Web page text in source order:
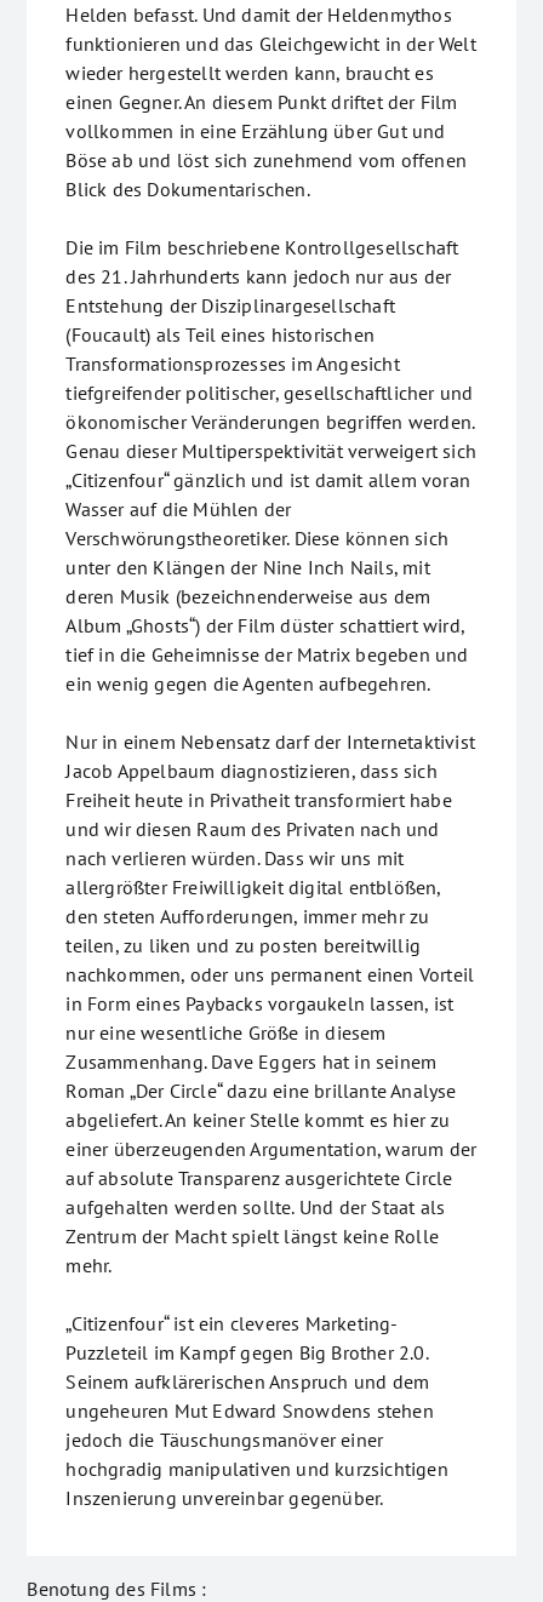
Helden befasst. Und damit der Heldenmythos
funktionieren und das Gleichgewicht in der Welt
wieder hergestellt werden kann, braucht es
einen Gegner. An diesem Punkt driftet der Film
vollkommen in eine Erzählung über Gut und
Böse ab und löst sich zunehmend vom offenen
Blick des Dokumentarischen.
Die im Film beschriebene Kontrollgesellschaft
des 21. Jahrhunderts kann jedoch nur aus der
Entstehung der Disziplinargesellschaft
(Foucault) als Teil eines historischen
Transformationsprozesses im Angesicht
tiefgreifender politischer, gesellschaftlicher und
ökonomischer Veränderungen begriffen werden.
Genau dieser Multiperspektivität verweigert sich
„Citizenfour“ gänzlich und ist damit allem voran
Wasser auf die Mühlen der
Verschwörungstheoretiker. Diese können sich
unter den Klängen der Nine Inch Nails, mit
deren Musik (bezeichnenderweise aus dem
Album „Ghosts“) der Film düster schattiert wird,
tief in die Geheimnisse der Matrix begeben und
ein wenig gegen die Agenten aufbegehren.
Nur in einem Nebensatz darf der Internetaktivist
Jacob Appelbaum diagnostizieren, dass sich
Freiheit heute in Privatheit transformiert habe
und wir diesen Raum des Privaten nach und
nach verlieren würden. Dass wir uns mit
allergrößter Freiwilligkeit digital entblößen,
den steten Aufforderungen, immer mehr zu
teilen, zu liken und zu posten bereitwillig
nachkommen, oder uns permanent einen Vorteil
in Form eines Paybacks vorgaukeln lassen, ist
nur eine wesentliche Größe in diesem
Zusammenhang. Dave Eggers hat in seinem
Roman „Der Circle“ dazu eine brillante Analyse
abgeliefert. An keiner Stelle kommt es hier zu
einer überzeugenden Argumentation, warum der
auf absolute Transparenz ausgerichtete Circle
aufgehalten werden sollte. Und der Staat als
Zentrum der Macht spielt längst keine Rolle
mehr.
„Citizenfour“ ist ein cleveres Marketing-
Puzzleteil im Kampf gegen Big Brother 2.0.
Seinem aufklärerischen Anspruch und dem
ungeheuren Mut Edward Snowdens stehen
jedoch die Täuschungsmanöver einer
hochgradig manipulativen und kurzsichtigen
Inszenierung unvereinbar gegenüber.
Benotung des Films :